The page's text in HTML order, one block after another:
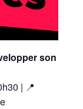
son
| 📍